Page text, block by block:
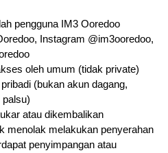
pengguna IM3 Ooredoo
Instagram @im3ooredoo,
oleh umum (tidak private)
(bukan akun dagang,
palsu)
atau dikembalikan
menolak melakukan penyerahan
penyimpangan atau